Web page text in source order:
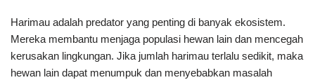
Harimau adalah predator yang penting di banyak ekosistem.
Mereka membantu menjaga populasi hewan lain dan mencegah
kerusakan lingkungan. Jika jumlah harimau terlalu sedikit, maka
hewan lain dapat menumpuk dan menyebabkan masalah